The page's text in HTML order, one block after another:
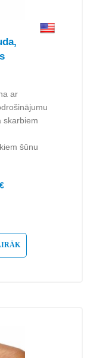
ar
skarbiem
šūnu